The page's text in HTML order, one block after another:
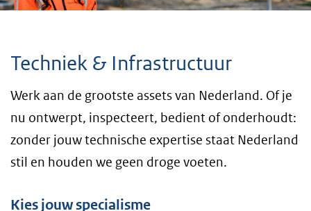
Techniek & Infrastructuur
Werk aan de grootste assets van Nederland. Of je
nu ontwerpt, inspecteert, bedient of onderhoudt:
zonder jouw technische expertise staat Nederland
stil en houden we geen droge voeten.
Kies jouw specialisme